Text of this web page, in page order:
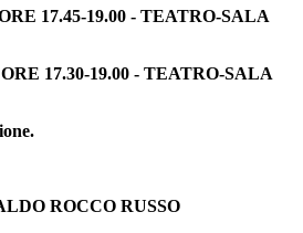
17.45-19.00 - TEATRO-SALA
17.30-19.00 - TEATRO-SALA
ROCCO RUSSO